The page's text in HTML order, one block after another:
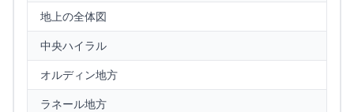
地上の全体図
中央ハイラル
オルディン地方
ラネール地方